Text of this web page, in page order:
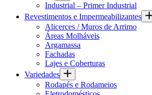
Industrial – Primer Industrial
Revestimentos e Impermeabilizantes
Alicerces / Muros de Arrimo
Áreas Molháveis
Argamassa
Fachadas
Lajes e Coberturas
Variedades
Rodapés e Rodameios